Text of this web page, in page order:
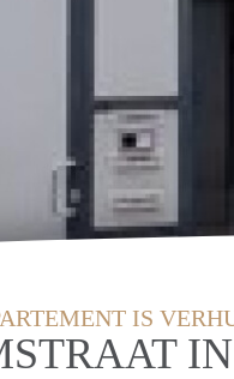
IS